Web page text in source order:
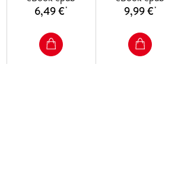
6,49 €* 9,99 €*